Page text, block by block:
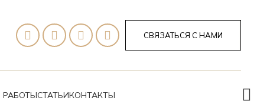
СВЯЗАТЬСЯ С НАМИ
СТАТЬИКОНТАКТЫ